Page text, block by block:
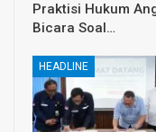
Praktisi Hukum
Bicara Soal…
HEADLINE